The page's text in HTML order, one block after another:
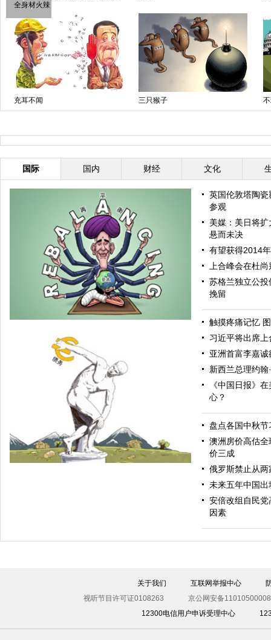
全身材火辣
充耳不闻 三只猴子
国际 国内 财经 文化
亚太再平衡
英国伦敦塔陶
参观
美媒：美日将
悬而未决
有望获得2014
上合峰会在杜
苏格兰独立公
挽留
触摸疼痛记忆
习近平将出席
亚洲首富李嘉
新西兰总理约翰
《中国日报》
心？
盘点各国中秋节
澳洲房价高估
价三成
俄罗斯禁止从
未来五年中国
安倍改组自民
因素
关于我们 互联网举报中心
视听节目许可证0108263
京公网安备
12300电信用户申诉受理中心